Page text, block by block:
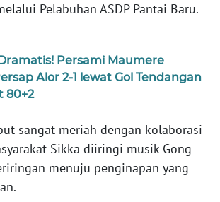
Pelabuhan ASDP Pantai Baru.
Persami Maumere
Alor 2-1 lewat Gol Tendangan
80+2
sangat meriah dengan kolaborasi
Sikka diiringi musik Gong
menuju penginapan yang